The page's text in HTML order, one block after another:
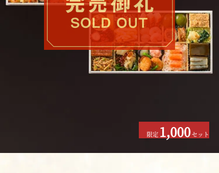
限定 1,000セット